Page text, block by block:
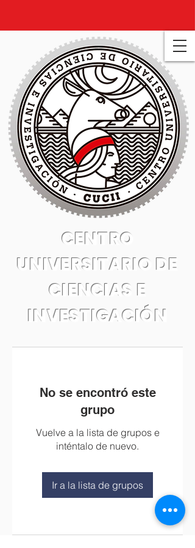
CENTRO
UNIVERSITARIO DE
CIENCIAS E
INVESTIGACIÓN
No se encontró este
grupo
Vuelve a la lista de grupos e
inténtalo de nuevo.
Ir a la lista de grupos